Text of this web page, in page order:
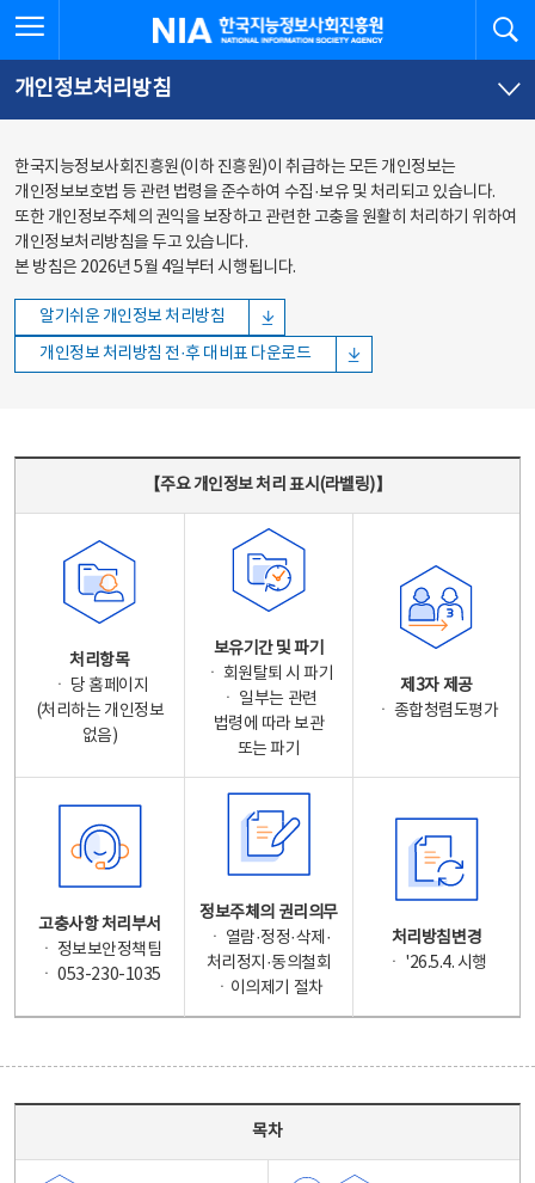
바로가기
바로가기
한국지능정보사회진흥원
개인정보처리방침
한국지능정보사회진흥원(이하 진흥원)이 취급하는 모든 개인정보는
개인정보보호법 등 관련 법령을 준수하여 수집·보유 및 처리되고 있습니다.
또한 개인정보주체의 권익을 보장하고 관련한 고충을 원활히 처리하기 위하여
개인정보처리방침을 두고 있습니다.
본 방침은 2026년 5월 4일부터 시행됩니다.
알기쉬운 개인정보 처리방침
개인정보 처리방침 전·후 대비표 다운로드
【주요 개인정보 처리 표시(라벨링)】
처리항목
ㆍ 당 홈페이지
(처리하는 개인정보
없음)
보유기간 및 파기
ㆍ 회원탈퇴 시 파기
ㆍ 일부는 관련
법령에 따라 보관
또는 파기
제3자 제공
ㆍ 종합청렴도평가
고충사항 처리부서
ㆍ 정보보안정책팀
ㆍ 053-230-1035
정보주체의 권리의무
ㆍ 열람·정정·삭제·
처리정지·동의철회
ㆍ이의제기 절차
처리방침변경
ㆍ '26.5.4. 시행
목차